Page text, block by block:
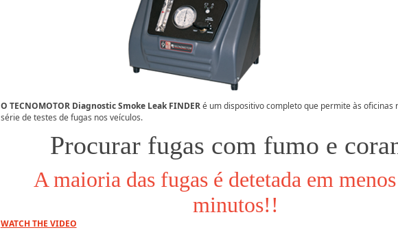
O TECNOMOTOR Diagnostic Smoke Leak FINDERé um dispositivo completo que permite às oficinas
série de testes de fugas nos veículos.
Procurar fugas com fumo e
A maioria das fugas é detetada em
minutos!!
WATCH THE VIDEO